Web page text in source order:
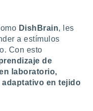
DishBrain, les
a estímulos
Con esto
de
laboratorio,
en tejido